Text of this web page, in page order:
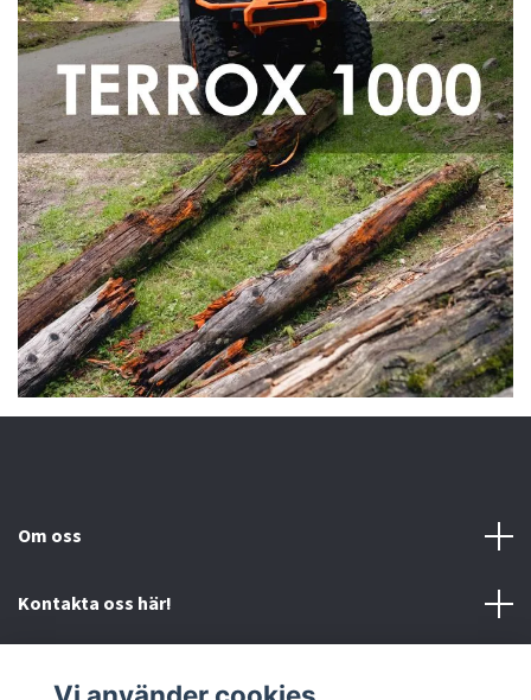
Om oss
Kontakta oss här!